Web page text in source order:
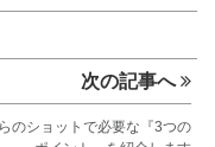
次の記事へ
のショットで必要な『3つの